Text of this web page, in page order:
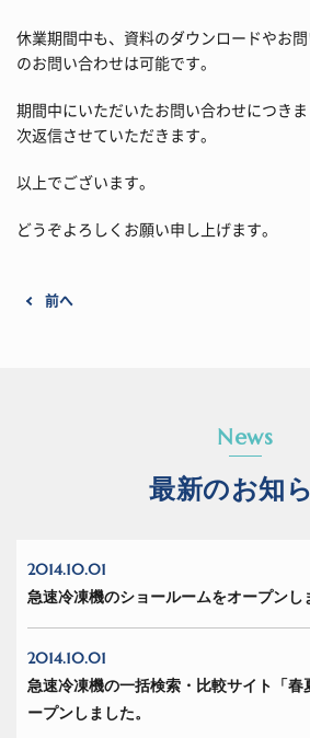
休業期間中も、資料のダウンロードやお
のお問い合わせは可能です。
期間中にいただいたお問い合わせにつき
次返信させていただきます。
以上でございます。
どうぞよろしくお願い申し上げます。
前へ
News
最新のお知
2014.10.01
急速冷凍機のショールームをオープンし
2014.10.01
急速冷凍機の一括検索・比較サイト「春
ープンしました。